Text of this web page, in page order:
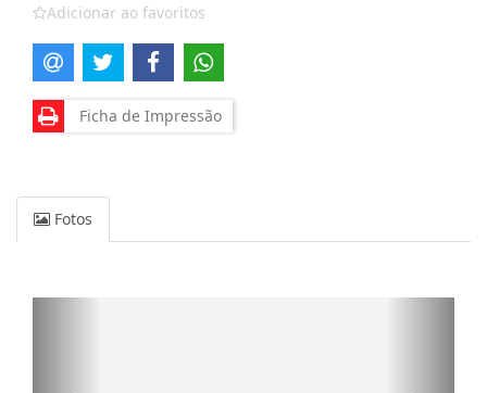
Adicionar ao favoritos
Ficha de Impressão
Fotos